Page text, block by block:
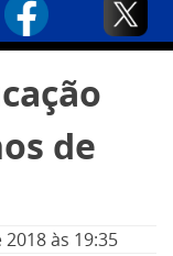
de
2018às 19:35